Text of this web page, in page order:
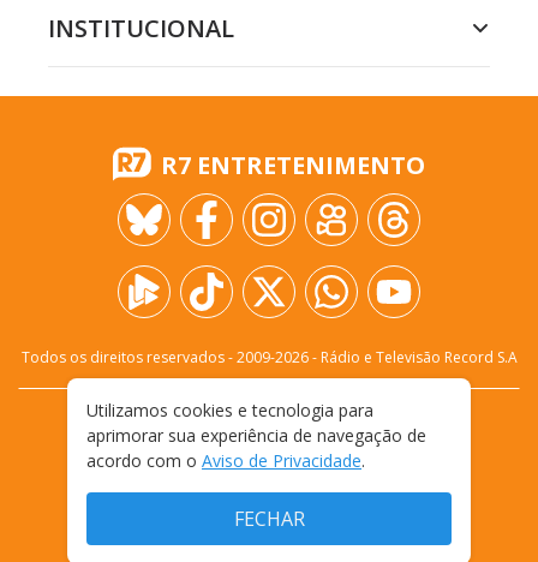
INSTITUCIONAL
R7 ENTRETENIMENTO
Todos os direitos reservados - 2009-2026- Rádio e Televisão Record S.A
FALE CONOSCO
PRIVACIDADE
TERMOS E CONDIÇÕES DE USO
Utilizamos cookies e tecnologia para
aprimorar sua experiência de navegação de
acordo com o Aviso de Privacidade.
FECHAR